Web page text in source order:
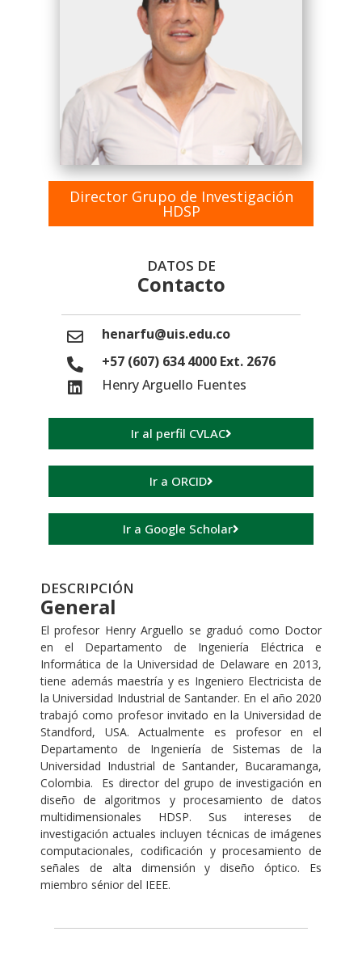
Director Grupo de Investigación
HDSP
DATOS DE
Contacto
henarfu@uis.edu.co
+57 (607) 634 4000 Ext. 2676
Henry Arguello Fuentes
Ir al perfil CVLAC
Ir a ORCID
Ir a Google Scholar
DESCRIPCIÓN
General
El profesor Henry Arguello se graduó como Doctor
en el Departamento de Ingeniería Eléctrica e
Informática de la Universidad de Delaware en 2013,
tiene además maestría y es Ingeniero Electricista de
la Universidad Industrial de Santander. En el año 2020
trabajó como profesor invitado en la Universidad de
Standford, USA. Actualmente es profesor en el
Departamento de Ingeniería de Sistemas de la
Universidad Industrial de Santander, Bucaramanga,
Colombia. Es director del grupo de investigación en
diseño de algoritmos y procesamiento de datos
multidimensionales HDSP. Sus intereses de
investigación actuales incluyen técnicas de imágenes
computacionales, codificación y procesamiento de
señales de alta dimensión y diseño óptico. Es
miembro sénior del IEEE.